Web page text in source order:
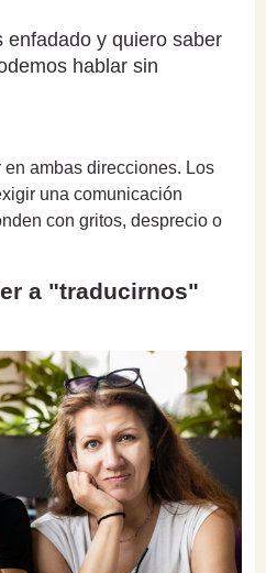
enfadado y quiero saber
hablar sin
ambas direcciones. Los
una comunicación
con gritos, desprecio o
a "traducirnos"